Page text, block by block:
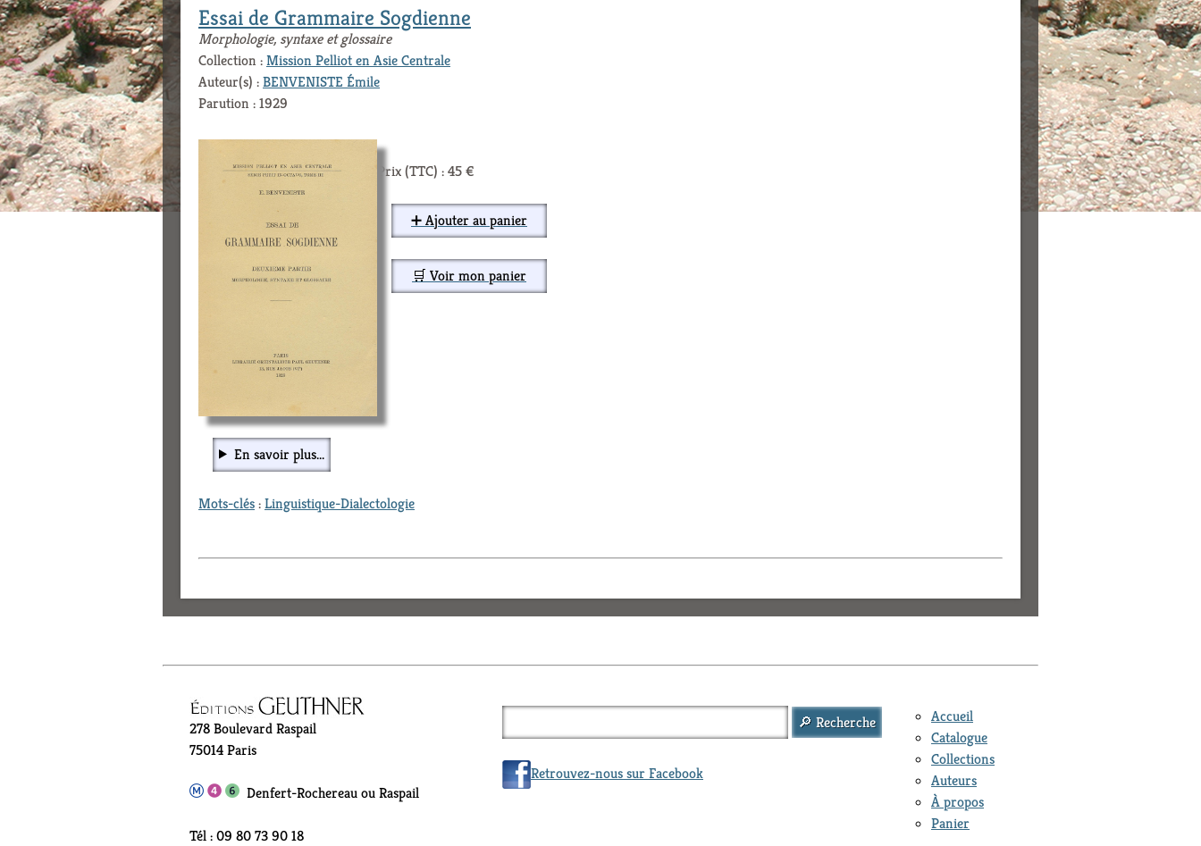
Essai de Grammaire Sogdienne
Morphologie, syntaxe et glossaire
Collection :Mission Pelliot en Asie Centrale
Auteur(s) :BENVENISTE Émile
Parution : 1929
Prix (TTC) : 45 €
➕ Ajouter au panier
🛒 Voir mon panier
En savoir plus...
Mots-clés:Linguistique-Dialectologie
278 Boulevard Raspail
75014 Paris
Denfert-Rochereau ou Raspail
Tél : 09 80 73 90 18
Accueil
Catalogue
Collections
Auteurs
À propos
Panier
Retrouvez-nous sur Facebook